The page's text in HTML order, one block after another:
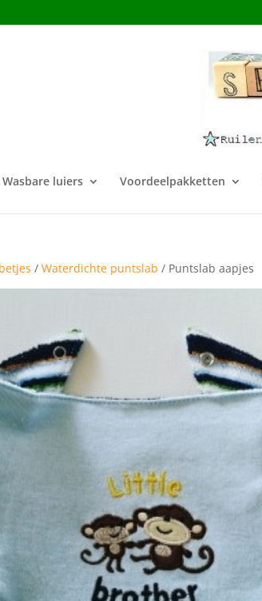
Wasbare luiers Voordeelpakketten
/Waterdichte puntslab / Puntslab aapjes